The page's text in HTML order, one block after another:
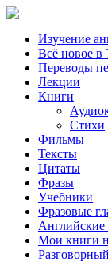
Изучение
Всё новое в
Переводы
Лекции
Книги
Стихи
Фильмы
Тексты
Цитаты
Фразы
Учебники
Фразовые
Английские
Мои книги